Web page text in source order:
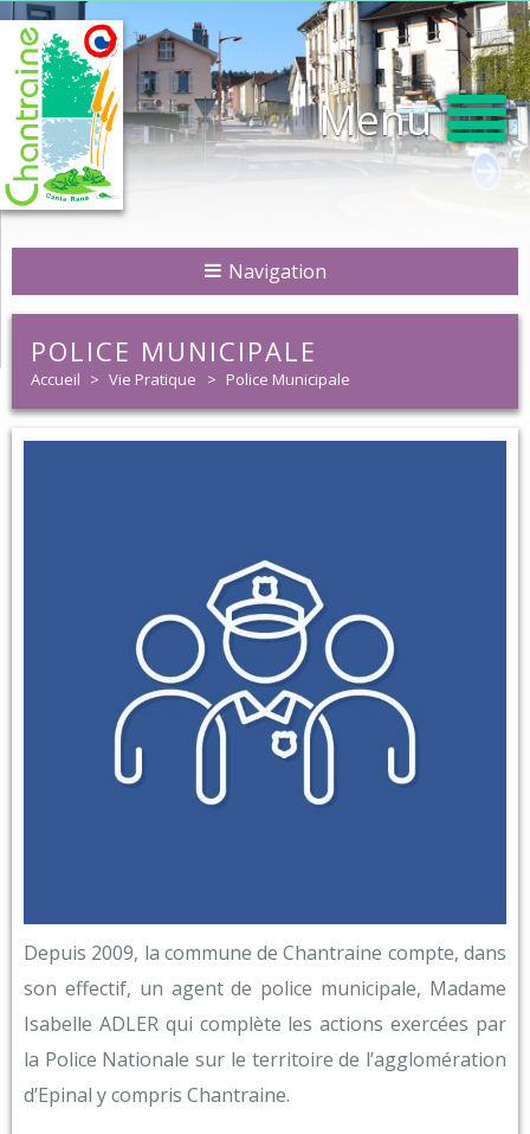
Menu
POLICE MUNICIPALE
Accueil > Vie Pratique > Police Municipale
Depuis 2009, la commune de Chantraine compte, dans
son effectif, un agent de police municipale, Madame
Isabelle ADLER qui complète les actions exercées par
la Police Nationale sur le territoire de l’agglomération
d’Epinal y compris Chantraine.
Navigation